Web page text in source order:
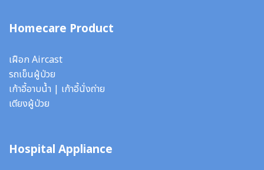
Homecare Product
เฝือก Aircast
รถเข็นผู้ป่วย
เก้าอี้อาบน้ำ | เก้าอี้นั่งถ่าย
เตียงผู้ป่วย
Hospital Appliance